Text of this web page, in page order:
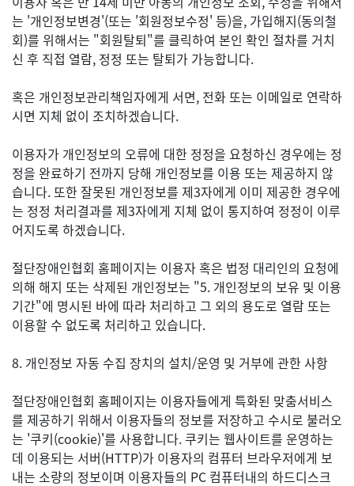
는 '개인정보변경'(또는 '회원정보수정' 등)을, 가입해지(동의철
회)를 위해서는 "회원탈퇴"를 클릭하여 본인 확인 절차를 거치
신 후 직접 열람, 정정 또는 탈퇴가 가능합니다.
혹은 개인정보관리책임자에게 서면, 전화 또는 이메일로 연락하
시면 지체 없이 조치하겠습니다.
이용자가 개인정보의 오류에 대한 정정을 요청하신 경우에는 정
정을 완료하기 전까지 당해 개인정보를 이용 또는 제공하지 않
습니다. 또한 잘못된 개인정보를 제3자에게 이미 제공한 경우에
는 정정 처리결과를 제3자에게 지체 없이 통지하여 정정이 이루
어지도록 하겠습니다.
절단장애인협회 홈페이지는 이용자 혹은 법정 대리인의 요청에
의해 해지 또는 삭제된 개인정보는 "5. 개인정보의 보유 및 이용
기간"에 명시된 바에 따라 처리하고 그 외의 용도로 열람 또는
이용할 수 없도록 처리하고 있습니다.
8. 개인정보 자동 수집 장치의 설치/운영 및 거부에 관한 사항
절단장애인협회 홈페이지는 이용자들에게 특화된 맞춤서비스
를 제공하기 위해서 이용자들의 정보를 저장하고 수시로 불러오
는 '쿠키(cookie)'를 사용합니다. 쿠키는 웹사이트를 운영하는
데 이용되는 서버(HTTP)가 이용자의 컴퓨터 브라우저에게 보
내는 소량의 정보이며 이용자들의 PC 컴퓨터내의 하드디스크